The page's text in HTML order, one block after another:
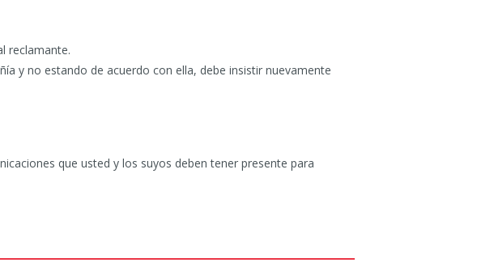
reclamante.
y no estando de acuerdo con ella, debe insistir nuevamente
que usted y los suyos deben tener presente para